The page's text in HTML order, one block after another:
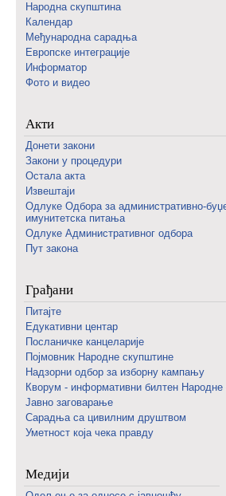
Народна скупштина
Календар
Међународна сарадња
Европске интеграције
Информатор
Фото и видео
Акти
Донети закони
Закони у процедури
Остала акта
Извештаји
Одлуке Одбора за административно-
имунитетска питања
Одлуке Административног одбора
Пут закона
Грађани
Питајте
Едукативни центар
Посланичке канцеларије
Појмовник Народне скупштине
Надзорни одбор за изборну кампању
Кворум - информативни билтен Народне
Јавно заговарање
Сарадња са цивилним друштвом
Уметност која чека правду
Медији